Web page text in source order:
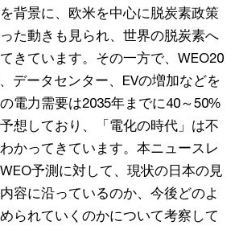
背景に、欧米を中心に脱炭素政策
た動きも見られ、世界の脱炭素へ
きています。その一方で、WEO20
データセンター、EVの増加などを
電力需要は2035年までに40～50%
想しており、「電化の時代」は不
かってきています。本ニュースレ
予測に対して、現状の日本の見
容に沿っているのか、今後どのよ
られていくのかについて考察して